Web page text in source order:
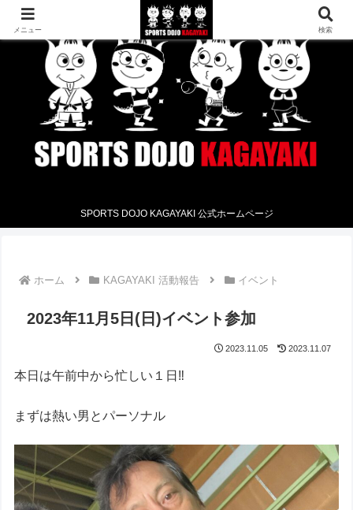
SPORTS DOJO KAGAYAKI 公式ホームページ
ホーム KAGAYAKI 活動報告 イベント
2023年11月5日(日)イベント参加
2023.11.05 2023.11.07
本日は午前中から忙しい１日‼︎
まずは熱い男とパーソナル
メニュー 検索